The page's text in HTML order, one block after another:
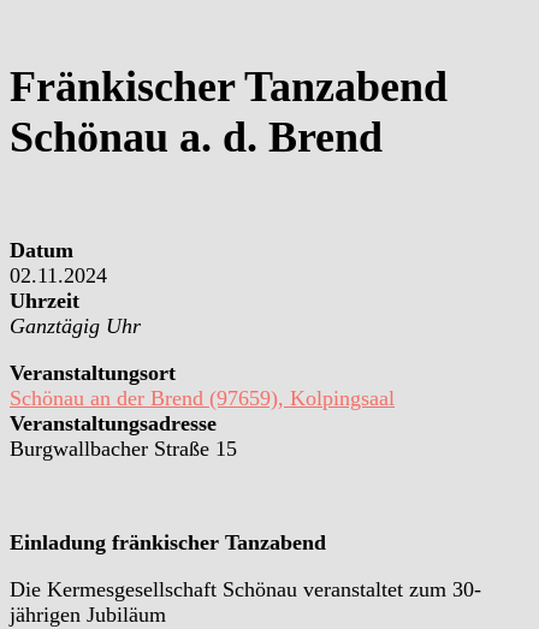
Fränkischer Tanzabend
Schönau a. d. Brend
Datum
02.11.2024
Uhrzeit
Ganztägig Uhr
Veranstaltungsort
Schönau an der Brend (97659), Kolpingsaal
Veranstaltungsadresse
Burgwallbacher Straße 15
Einladung fränkischer Tanzabend
Die Kermesgesellschaft Schönau veranstaltet zum 30-
jährigen Jubiläum